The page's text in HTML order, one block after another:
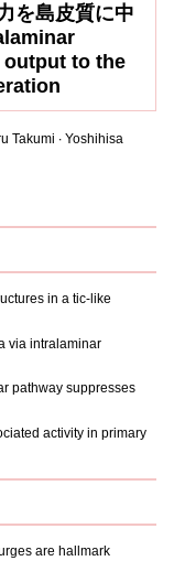
を島皮質に中
to the
Takumi ∙ Yoshihisa
in a tic-like
via intralaminar
pathway suppresses
activity in primary
are hallmark